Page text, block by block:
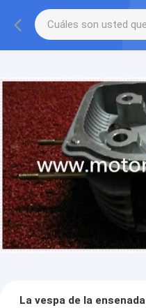
La vespa de la